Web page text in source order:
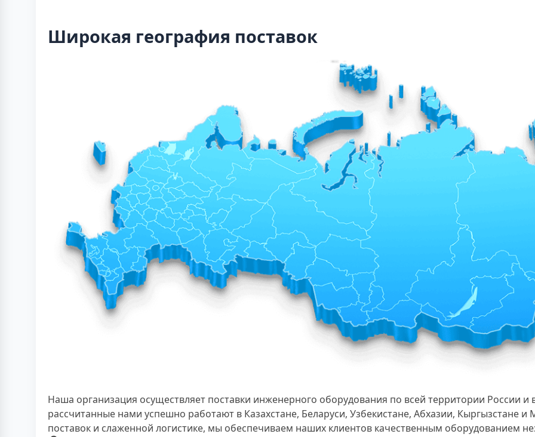
Широкая география поставок
Наша организация осуществляет поставки инженерного оборудования по всей территории России
рассчитанные нами успешно работают в Казахстане, Беларуси, Узбекистане, Абхазии, Кыргызстане
поставок и слаженной логистике, мы обеспечиваем наших клиентов качественным оборудованием